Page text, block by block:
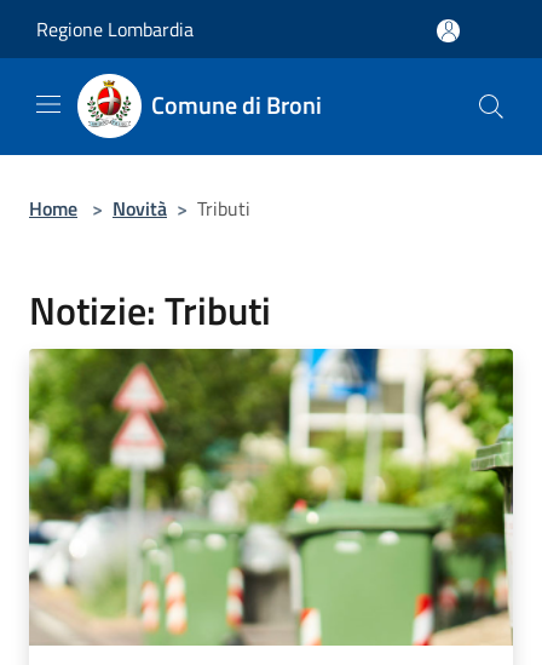
Regione Lombardia
Comune di Broni
Home > Novità > Tributi
Notizie: Tributi